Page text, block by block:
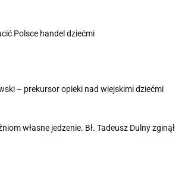
Polsce handel dziećmi
– prekursor opieki nad wiejskimi dziećmi
własne jedzenie. Bł. Tadeusz Dulny zginął